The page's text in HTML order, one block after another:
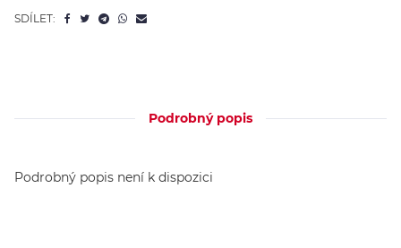
SDÍLET:
Podrobný popis
Podrobný popis není k dispozici